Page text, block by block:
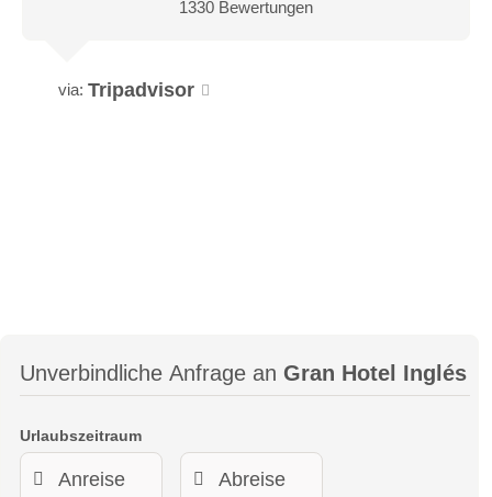
1330 Bewertungen
via: Tripadvisor
Unverbindliche Anfrage an Gran Hotel Inglés
Urlaubszeitraum